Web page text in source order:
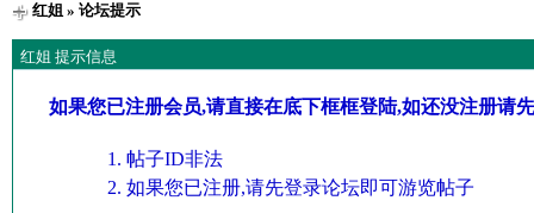
红姐» 论坛提示
红姐 提示信息
如果您已注册会员,请直接在底下框框登陆,如还没注册请
帖子ID非法
如果您已注册,请先登录论坛即可游览帖子